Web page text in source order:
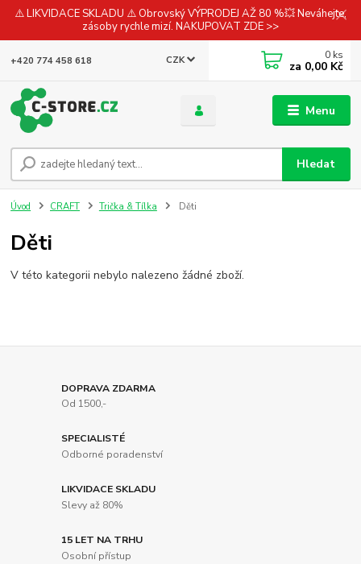
⚠️ LIKVIDACE SKLADU ⚠️ Obrovský VÝPRODEJ AŽ 80 %💥 Neváhejte,
zásoby rychle mizí. NAKUPOVAT ZDE >>
Menu
CZK
Hledat
+420 774 458 618 0 ks
za 0,00 Kč
Úvod CRAFT Trička & Tílka Děti
Děti
V této kategorii nebylo nalezeno žádné zboží.
DOPRAVA ZDARMA
Od 1500,-
SPECIALISTÉ
Odborné poradenství
LIKVIDACE SKLADU
Slevy až 80%
15 LET NA TRHU
Osobní přístup